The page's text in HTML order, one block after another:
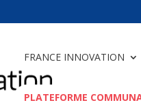
FRANCE INNOVATION
PLATEFORME